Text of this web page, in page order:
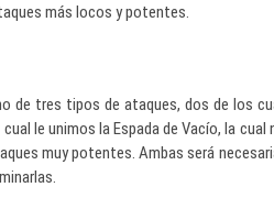
más locos y potentes.
de tres tipos de ataques, dos de los
le unimos la Espada de Vacío, la cual
muy potentes. Ambas será